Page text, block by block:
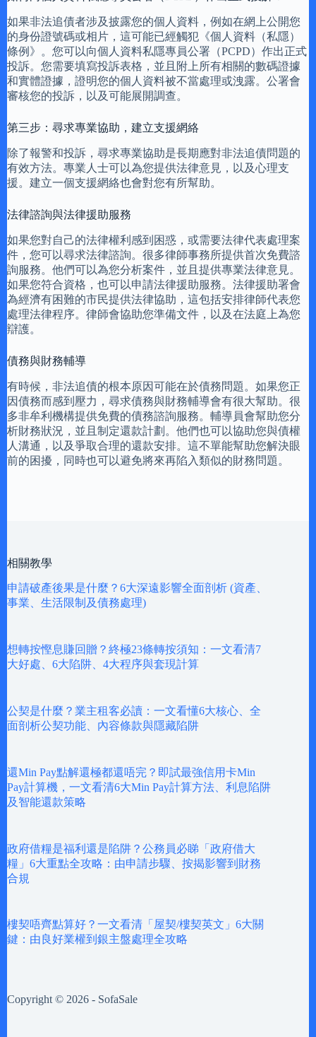
如果非法追債者涉及披露您的個人資料，例如在網上公開您
的身份證號碼或相片，這可能已經觸犯《個人資料（私隱）
條例》。您可以向個人資料私隱專員公署（PCPD）作出正式
投訴。您需要填寫投訴表格，並且附上所有相關的數碼證據
和實體證據，證明您的個人資料被不當處理或洩露。公署會
審核您的投訴，以及可能展開調查。
第三步：尋求專業協助，建立支援網絡
除了報警和投訴，尋求專業協助是長期應對非法追債問題的
有效方法。專業人士可以為您提供法律意見，以及心理支
援。建立一個支援網絡也會對您有所幫助。
法律諮詢與法律援助服務
如果您對自己的法律權利感到困惑，或需要法律代表處理案
件，您可以尋求法律諮詢。很多律師事務所提供首次免費諮
詢服務。他們可以為您分析案件，並且提供專業法律意見。
如果您符合資格，也可以申請法律援助服務。法律援助署會
為經濟有困難的市民提供法律協助，這包括安排律師代表您
處理法律程序。律師會協助您準備文件，以及在法庭上為您
辯護。
債務與財務輔導
有時候，非法追債的根本原因可能在於債務問題。如果您正
因債務而感到壓力，尋求債務與財務輔導會有很大幫助。很
多非牟利機構提供免費的債務諮詢服務。輔導員會幫助您分
析財務狀況，並且制定還款計劃。他們也可以協助您與債權
人溝通，以及爭取合理的還款安排。這不單能幫助您解決眼
前的困擾，同時也可以避免將來再陷入類似的財務問題。
相關教學
申請破產後果是什麼？6大深遠影響全面剖析 (資產、
事業、生活限制及債務處理)
想轉按慳息賺回贈？終極23條轉按須知：一文看清7
大好處、6大陷阱、4大程序與套現計算
公契是什麼？業主租客必讀：一文看懂6大核心、全
面剖析公契功能、內容條款與隱藏陷阱
還Min Pay點解還極都還唔完？即試最強信用卡Min
Pay計算機，一文看清6大Min Pay計算方法、利息陷阱
及智能還款策略
政府借糧是福利還是陷阱？公務員必睇「政府借大
糧」6大重點全攻略：由申請步驟、按揭影響到財務
合規
樓契唔齊點算好？一文看清「屋契/樓契英文」6大關
鍵：由良好業權到銀主盤處理全攻略
Copyright © 2026 - SofaSale